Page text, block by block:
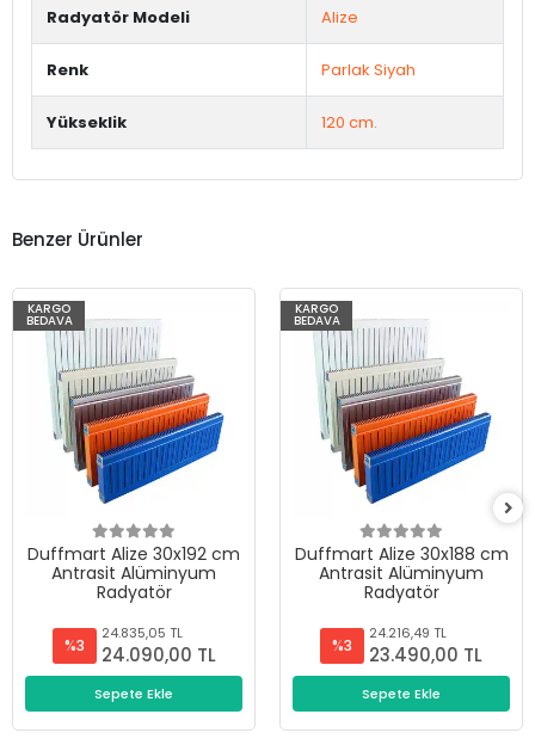
Radyatör Modeli Alize
Renk Parlak Siyah
Yükseklik 120 cm.
Benzer Ürünler
KARGO
BEDAVA
Duffmart Alize 30x192 cm
Antrasit Alüminyum
Radyatör
%3
24.835,05 TL
24.090,00 TL
Sepete Ekle
KARGO
BEDAVA
Duffmart Alize 30x188 cm
Antrasit Alüminyum
Radyatör
%3
24.216,49 TL
23.490,00 TL
Sepete Ekle